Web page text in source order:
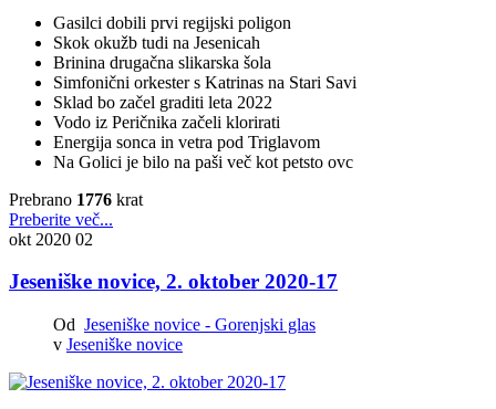
Gasilci dobili prvi regijski poligon
Skok okužb tudi na Jesenicah
Brinina drugačna slikarska šola
Simfonični orkester s Katrinas na Stari Savi
Sklad bo začel graditi leta 2022
Vodo iz Peričnika začeli klorirati
Energija sonca in vetra pod Triglavom
Na Golici je bilo na paši več kot petsto ovc
Prebrano 1776 krat
Preberite več...
okt 2020 02
Jeseniške novice, 2. oktober 2020-17
Od Jeseniške novice - Gorenjski glas
v Jeseniške novice